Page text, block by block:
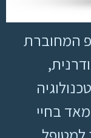
המחוברת
בחיי